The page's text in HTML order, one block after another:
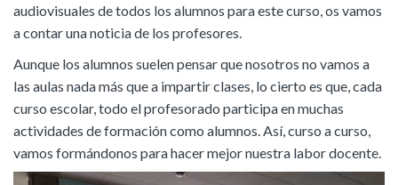
audiovisuales de todos los alumnos para este curso, os vamos
a contar una noticia de los profesores.
Aunque los alumnos suelen pensar que nosotros no vamos a
las aulas nada más que a impartir clases, lo cierto es que, cada
curso escolar, todo el profesorado participa en muchas
actividades de formación como alumnos. Así, curso a curso,
vamos formándonos para hacer mejor nuestra labor docente.